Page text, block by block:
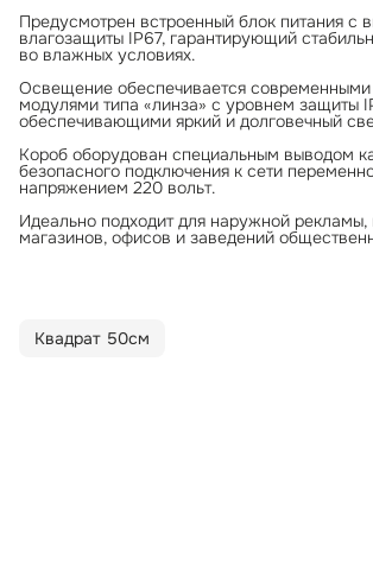
Предусмотрен встроенный блок питания с
влагозащиты IP67, гарантирующий
во влажных условиях.
Освещение обеспечивается
модулями типа «линза» с уровнем защиты
обеспечивающими яркий и долговечный
Короб оборудован специальным выводом
безопасного подключения к сети
напряжением 220 вольт.
Идеально подходит для наружной рекламы,
магазинов, офисов и заведений
Квадрат 50см